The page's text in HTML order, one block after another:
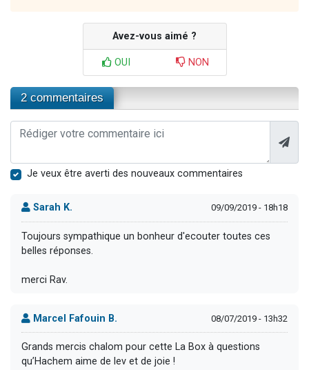
Avez-vous aimé ?
OUI NON
2 commentaires
Je veux être averti des nouveaux commentaires
Sarah K. 09/09/2019 - 18h18
Toujours sympathique un bonheur d'ecouter toutes ces
belles réponses.
merci Rav.
Marcel Fafouin B. 08/07/2019 - 13h32
Grands mercis chalom pour cette La Box à questions
qu’Hachem aime de lev et de joie !